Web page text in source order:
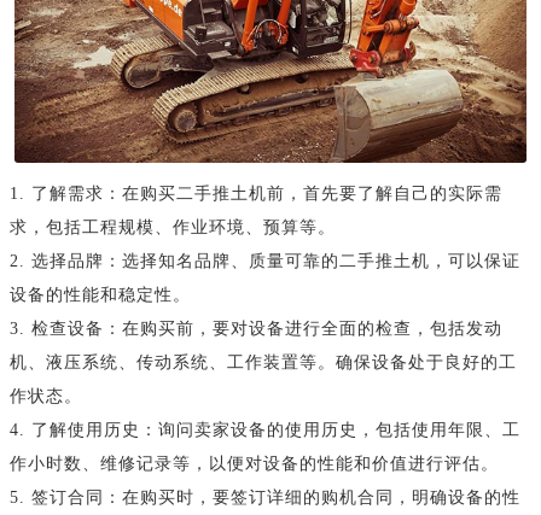
1. 了解需求：在购买二手推土机前，首先要了解自己的实际需
求，包括工程规模、作业环境、预算等。
2. 选择品牌：选择知名品牌、质量可靠的二手推土机，可以保证
设备的性能和稳定性。
3. 检查设备：在购买前，要对设备进行全面的检查，包括发动
机、液压系统、传动系统、工作装置等。确保设备处于良好的工
作状态。
4. 了解使用历史：询问卖家设备的使用历史，包括使用年限、工
作小时数、维修记录等，以便对设备的性能和价值进行评估。
5. 签订合同：在购买时，要签订详细的购机合同，明确设备的性